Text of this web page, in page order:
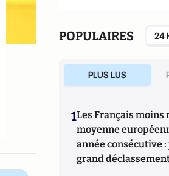
POPULAIRES 24
PLUS LUS
1Les Français moins
moyenne
année consécutive
grand